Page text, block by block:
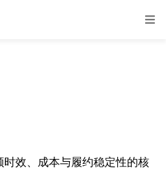
效、成本与履约稳定性的核